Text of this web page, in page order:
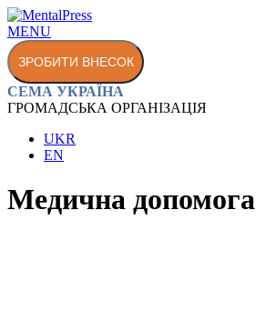
MENU
ЗРОБИТИ ВНЕСОК
СЕМА УКРАЇНА
ГРОМАДСЬКА ОРГАНІЗАЦІЯ
UKR
EN
Медична допомога